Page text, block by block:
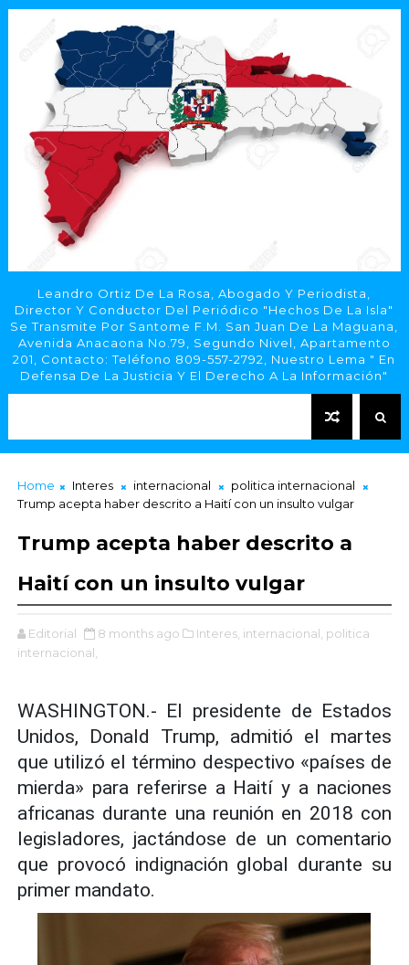
Leandro Ortiz De La Rosa, Abogado Y Periodista,
Director Y Conductor Del Periódico "Hechos De La Isla"
Se Transmite Por Santome F.M. San Juan De La Maguana,
Avenida Anacaona No.79, Segundo Nivel, Apartamento
201, Contacto: Teléfono 809-557-2792, Nuestro Lema " En
Defensa De La Justicia Y El Derecho A La Información"
Home Interes internacional
politica internacional
Trump acepta haber descrito a Haití con un insulto vulgar
Trump acepta haber descrito a
Haití con un insulto vulgar
Editorial 8 months ago Interes, internacional, politica
internacional,
WASHINGTON.- El presidente de Estados
Unidos, Donald Trump, admitió el martes
que utilizó el término despectivo «países de
mierda» para referirse a Haití y a naciones
africanas durante una reunión en 2018 con
legisladores, jactándose de un comentario
que provocó indignación global durante su
primer mandato.